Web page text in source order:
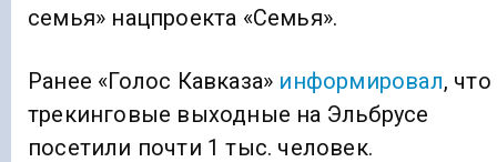
семья» нацпроекта «Семья».
Ранее «Голос Кавказа» информировал, что
трекинговые выходные на Эльбрусе
посетили почти 1 тыс. человек.